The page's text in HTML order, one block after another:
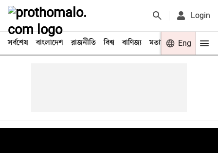
Login
সর্বশেষ বাংলাদেশ রাজনীতি বিশ্ব বাণিজ্য মতামত খেলা
Eng